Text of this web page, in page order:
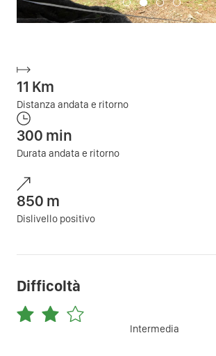
11 Km
Distanza andata e ritorno
300 min
Durata andata e ritorno
850 m
Dislivello positivo
Difficoltà
Intermedia